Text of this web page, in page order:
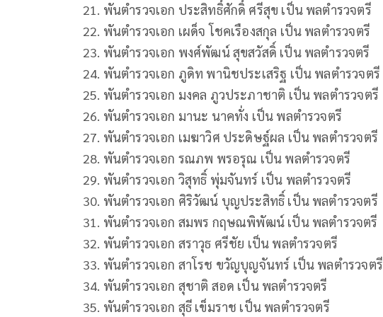
21. พันตํารวจเอก ประสิทธิ์ศักดิ์ ศรีสุข เป็น พลตํารวจตรี
22. พันตํารวจเอก เผด็จ โชคเรืองสกุล เป็น พลตํารวจตรี
23. พันตํารวจเอก พงศ์พัฒน์ สุขสวัสดิ์ เป็น พลตํารวจตรี
24. พันตํารวจเอก ภูดิท พานิชประเสริฐ เป็น พลตํารวจตรี
25. พันตํารวจเอก มงคล ภูวประภาชาติ เป็น พลตํารวจตรี
26. พันตํารวจเอก มานะ นาคทั่ง เป็น พลตํารวจตรี
27. พันตํารวจเอก เมฆาวิศ ประดิษฐ์ผล เป็น พลตํารวจตรี
28. พันตํารวจเอก รณภพ พรอรุณ เป็น พลตํารวจตรี
29. พันตํารวจเอก วิสุทธิ์ พุ่มจันทร์ เป็น พลตํารวจตรี
30. พันตํารวจเอก ศิริวัฒน์ บุญประสิทธิ์ เป็น พลตํารวจตรี
31. พันตํารวจเอก สมพร กฤษณพิพัฒน์ เป็น พลตํารวจตรี
32. พันตํารวจเอก สราวุธ ศรีชัย เป็น พลตํารวจตรี
33. พันตํารวจเอก สาโรช ขวัญบุญจันทร์ เป็น พลตํารวจตรี
34. พันตํารวจเอก สุชาติ สอด เป็น พลตํารวจตรี
35. พันตํารวจเอก สุธี เข็มราช เป็น พลตํารวจตรี